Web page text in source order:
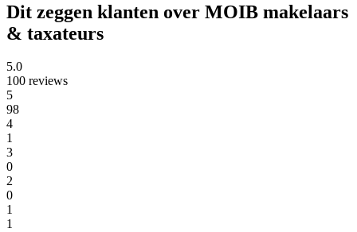
Dit zeggen klanten over MOIB makelaars
& taxateurs
5.0
100 reviews
5
98
4
1
3
0
2
0
1
1